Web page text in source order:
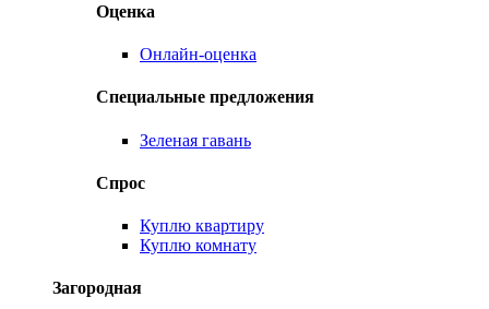
Оценка
Онлайн-оценка
Специальные предложения
Зеленая гавань
Спрос
Куплю квартиру
Куплю комнату
Загородная